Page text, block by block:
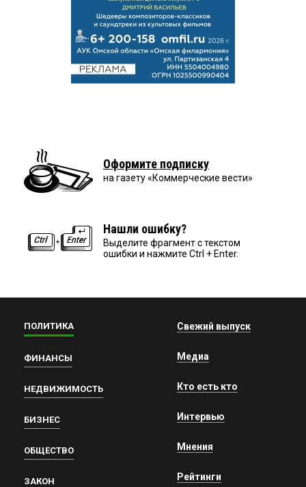
Оформите подписку
на газету «Коммерческие вести»
Нашли ошибку?
Выделите фрагмент с текстом
ошибки и нажмите Ctrl + Enter.
ПОЛИТИКА
ФИНАНСЫ
НЕДВИЖИМОСТЬ
БИЗНЕС
ОБЩЕСТВО
ЗАКОН
Свежий выпуск
Медиа
Кто есть кто
Интервью
Мнения
Рейтинги